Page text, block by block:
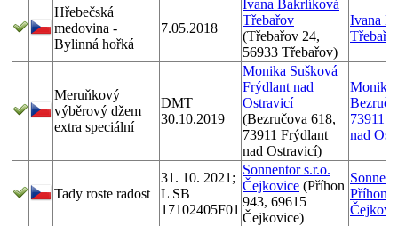
Hřebečská
medovina -
Bylinná hořká
7.05.2018
Ivana Bakrlíková
Třebařov
(Třebařov 24,
56933 Třebařov)
Ivana
Meruňkový
výběrový džem
extra speciální
DMT
30.10.2019
Monika Sušková
Frýdlant nad
Ostravicí
(Bezručova 618,
73911 Frýdlant
nad Ostravicí)
Monika
73911
nad
Tady roste radost
31. 10. 2021;
L SB
17102405F01
Sonnentor s.r.o.
Čejkovice (Příhon
943, 69615
Čejkovice)
Příhon